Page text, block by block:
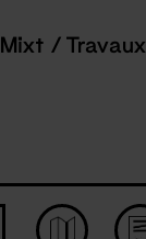
Mixt / Travaux